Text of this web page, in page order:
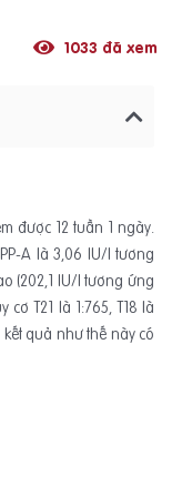
1033 đã xem
được 12 tuần 1 ngày.
A là 3,06 IU/l tương
(202,1 IU/l tương ứng
T21 là 1:765, T18 là
kết quả như thế này có